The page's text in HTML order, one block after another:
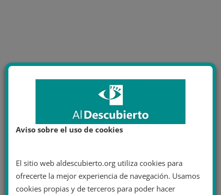
Aviso sobre el uso de cookies
El sitio web aldescubierto.org utiliza cookies para
ofrecerte la mejor experiencia de navegación. Usamos
cookies propias y de terceros para poder hacer